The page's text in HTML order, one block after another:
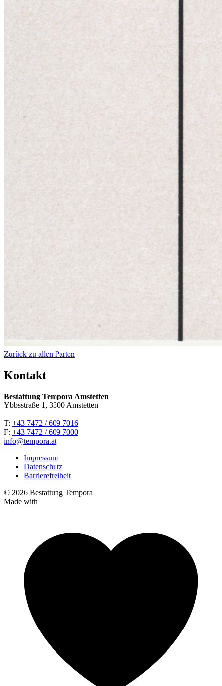
Zurück zu allen Parten
Kontakt
Bestattung Tempora Amstetten
Ybbsstraße 1, 3300 Amstetten
T: +43 7472 / 609 7016
F: +43 7472 / 609 7000
info@tempora.at
Impressum
Datenschutz
Barrierefreiheit
© 2026 Bestattung Tempora
Made with